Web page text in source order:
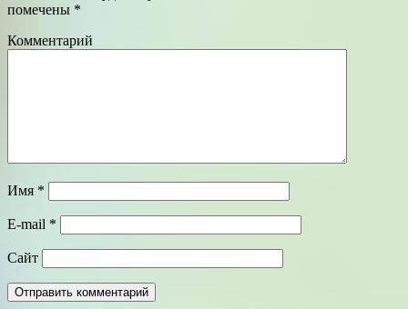
помечены *
Комментарий
Имя *
E-mail *
Сайт